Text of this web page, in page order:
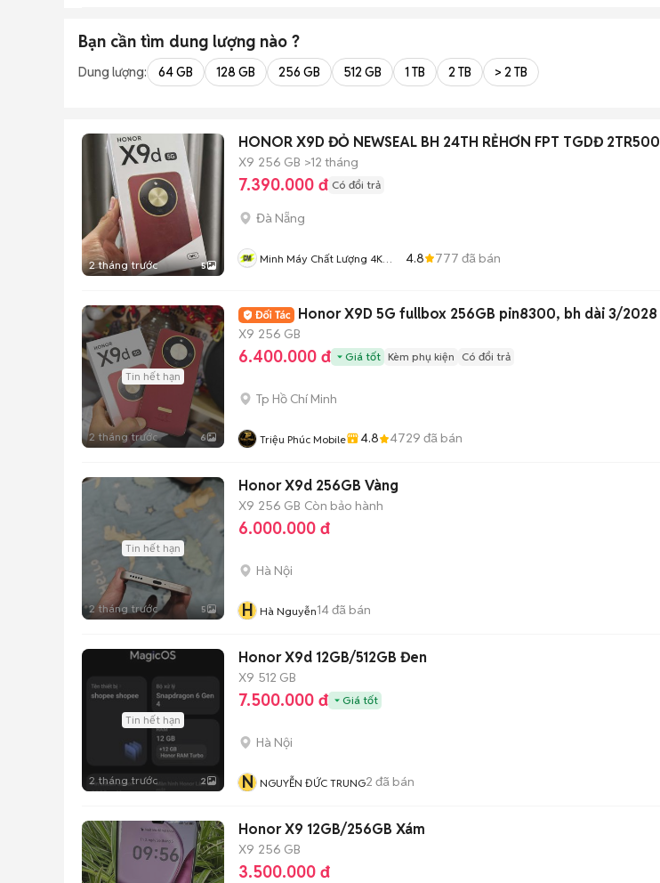
Bạn cần tìm dung lượng nào ?
Dung lượng: 64 GB 128 GB 256 GB 512 GB 1 TB 2 TB > 2 TB
2 tháng trước 5
HONOR X9D ĐỎ NEWSEAL BH 24TH RẺHƠN FPT TGDĐ 2TR500
X9 256 GB >12 tháng
7.390.000 đ Có đổi trả
Đà Nẵng
Minh Máy Chất Lượng 4K
4.8 777 đã bán
Tin hết hạn
2 tháng trước 6
Honor X9D 5G fullbox 256GB pin8300, bh dài 3/2028
X9 256 GB
6.400.000 đ Giá tốt Kèm phụ kiện Có đổi trả
Tp Hồ Chí Minh
Triệu Phúc Mobile 4.8 4729 đã bán
Tin hết hạn
2 tháng trước 5
Honor X9d 256GB Vàng
X9 256 GB Còn bảo hành
6.000.000 đ
Hà Nội
H Hà Nguyễn14đã bán
Tin hết hạn
2 tháng trước 2
Honor X9d 12GB/512GB Đen
X9 512 GB
7.500.000 đ Giá tốt
Hà Nội
N NGUYỄN ĐỨC TRUNG2 đã bán
Honor X9 12GB/256GB Xám
X9 256 GB
3.500.000 đ